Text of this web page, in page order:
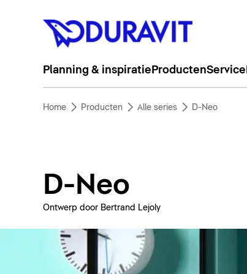
Planning & inspiratie ProductenService
Home Producten Alle series D-Neo
D-Neo
Ontwerp door Bertrand Lejoly